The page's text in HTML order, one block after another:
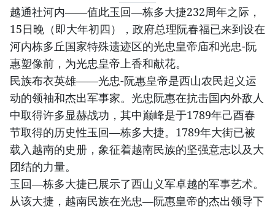
越通社河内——值此玉回—栋多大捷232周年之际，
15日晚（即大年初四），政府总理阮春福已来到设在
河内栋多丘国家特殊遗迹区的光忠皇帝庙和光忠-阮
惠塑像前，为光忠皇帝上香和献花。
民族布衣英雄——光忠-阮惠皇帝是西山农民起义运
动的领袖和杰出军事家。光忠阮惠在抗击国内外敌人
中取得许多显赫战功，其中巅峰是于1789年己酉春
节取得的历史性玉回—栋多大捷。1789年大街已被
载入越南的史册，象征着越南民族的坚强意志以及大
团结的力量。
玉回—栋多大捷已展示了西山义军卓越的军事艺术。
从该大捷，越南民族在光忠—阮惠皇帝的杰出领导下